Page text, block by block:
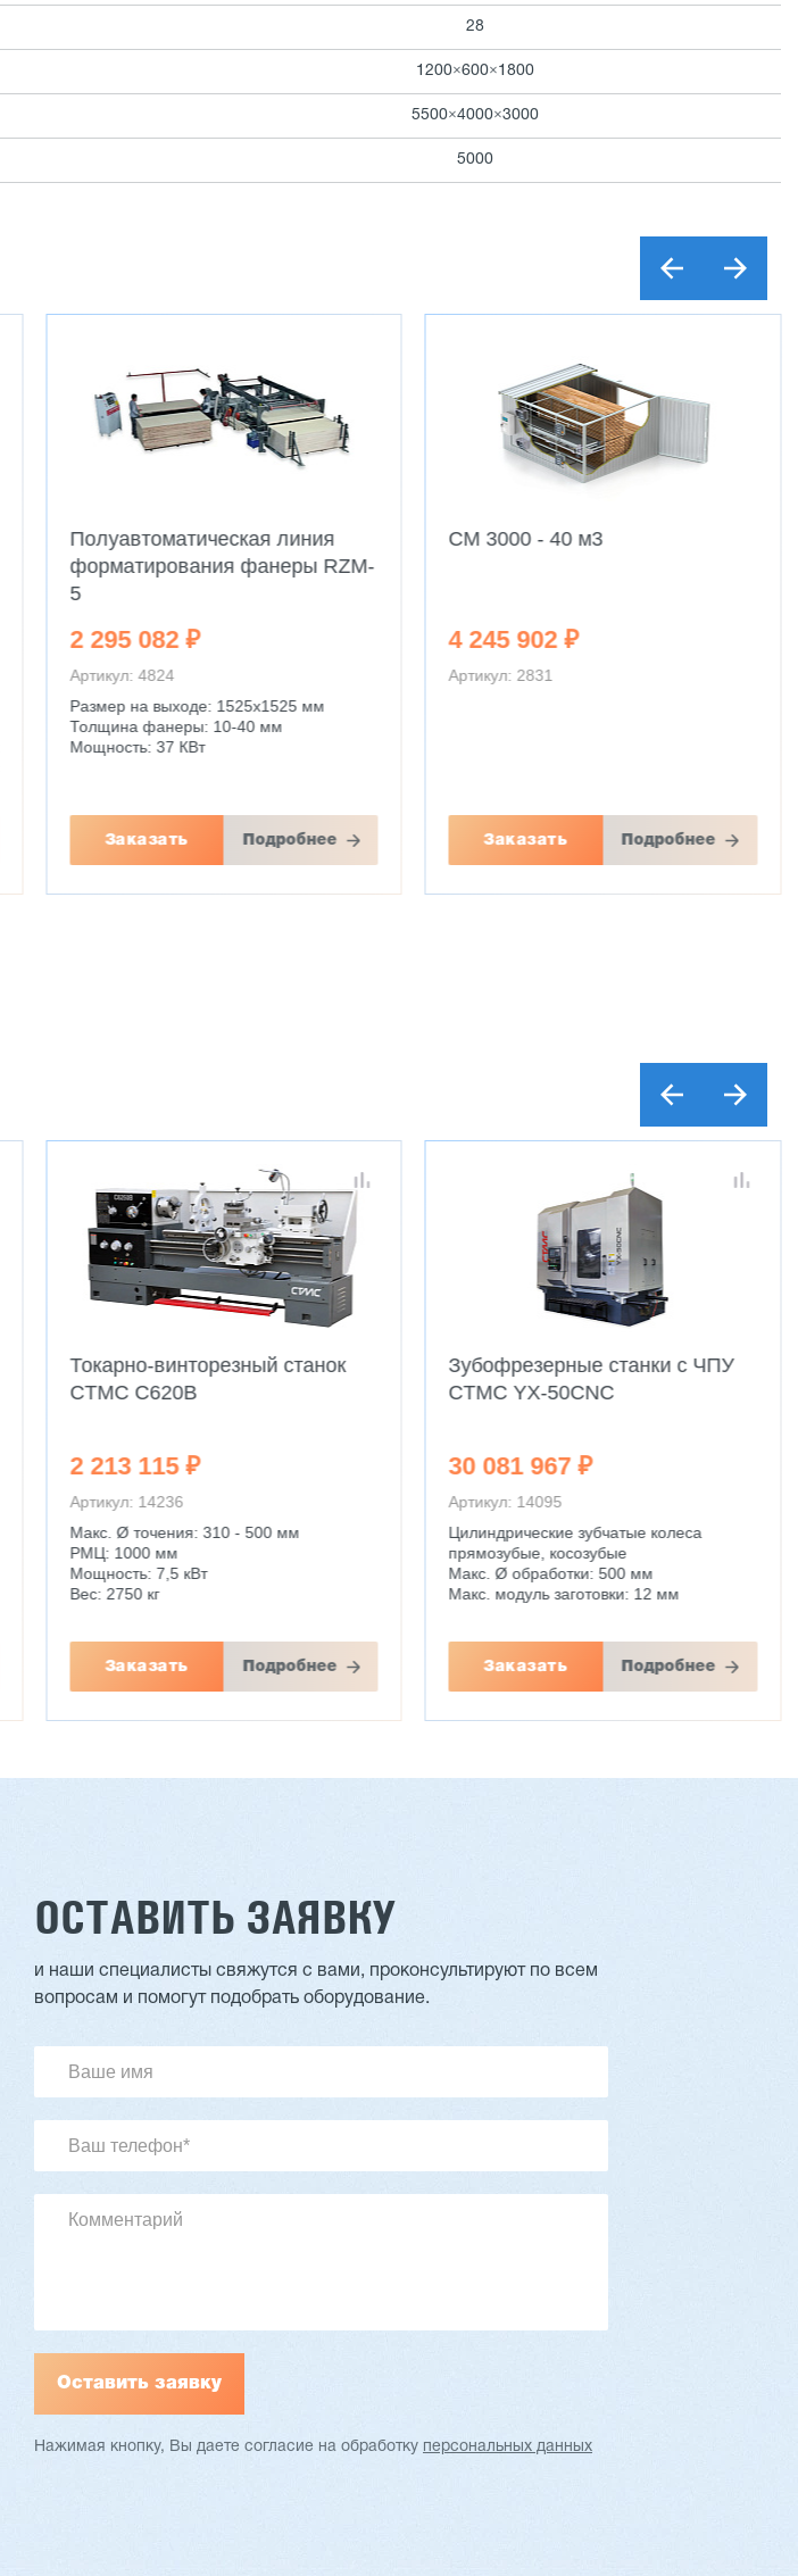
28
1200×600×1800
5500×4000×3000
5000
Полуавтоматическая линия
форматирования фанеры RZM-
5
2 295 082 ₽
Артикул: 4824
Размер на выходе: 1525х1525 мм
Толщина фанеры: 10-40 мм
Мощность: 37 КВт
Заказать Подробнее
CM 3000 - 40 м3
4 245 902 ₽
Артикул: 2831
Заказать Подробнее
Токарно-винторезный станок
CTMC C620B
2 213 115 ₽
Артикул: 14236
Макс. Ø точения: 310 - 500 мм
РМЦ: 1000 мм
Мощность: 7,5 кВт
Вес: 2750 кг
Заказать Подробнее
Зубофрезерные станки с ЧПУ
CTMC YX-50CNC
30 081 967 ₽
Артикул: 14095
Цилиндрические зубчатые колеса
прямозубые, косозубые
Макс. Ø обработки: 500 мм
Макс. модуль заготовки: 12 мм
Заказать Подробнее
(комбинированный)
HARTMANN PRIME BX-17G
3 713 115 ₽
3 827 869 ₽
Длина чурака: до 1700 мм
M621A, VH-M623A
3 188 525 ₽
ОСТАВИТЬ ЗАЯВКУ
и наши специалисты свяжутся с вами, проконсультируют по всем
вопросам и помогут подобрать оборудование.
Нажимая кнопку, Вы даете согласие на обработку персональных данных